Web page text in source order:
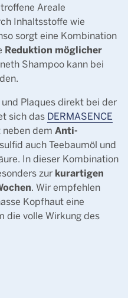
Areale
Inhaltsstoffe wie
sorgt eine Kombination
Reduktion möglicher
Shampoo kann bei
Plaques direkt bei der
sich das DERMASENCE
neben dem Anti-
auch Teebaumöl und
In dieser Kombination
zur kurartigen
. Wir empfehlen
Kopfhaut eine
die volle Wirkung des